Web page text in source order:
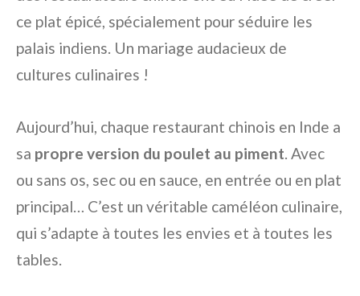
ce plat épicé, spécialement pour séduire les
palais indiens. Un mariage audacieux de
cultures culinaires !
Aujourd’hui, chaque restaurant chinois en Inde a
sa propre version du poulet au piment. Avec
ou sans os, sec ou en sauce, en entrée ou en plat
principal… C’est un véritable caméléon culinaire,
qui s’adapte à toutes les envies et à toutes les
tables.